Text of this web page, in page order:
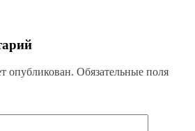
опубликован. Обязательные поля